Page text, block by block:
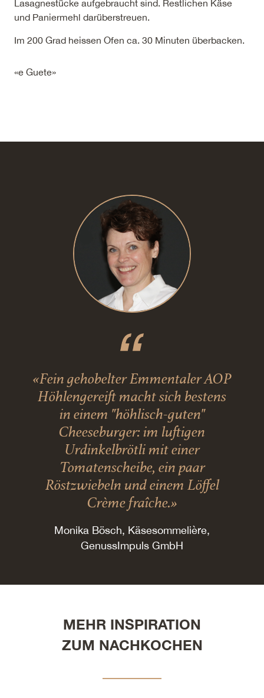
Lasagnestücke aufgebraucht sind. Restlichen Käse
und Paniermehl darüberstreuen.
Im 200 Grad heissen Ofen ca. 30 Minuten überbacken.
«e Guete»
«Fein gehobelter Emmentaler AOP
Höhlengereift macht sich bestens
in einem "höhlisch-guten"
Cheeseburger: im luftigen
Urdinkelbrötli mit einer
Tomatenscheibe, ein paar
Röstzwiebeln und einem Löffel
Crème fraîche.»
Monika Bösch, Käsesommelière,
GenussImpuls GmbH
MEHR INSPIRATION
ZUM NACHKOCHEN